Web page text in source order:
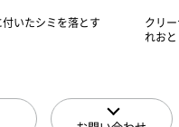
いたシミを落とす
クリ
れお